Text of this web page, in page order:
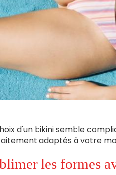
d'un bikini semble
adaptés à votre
les formes